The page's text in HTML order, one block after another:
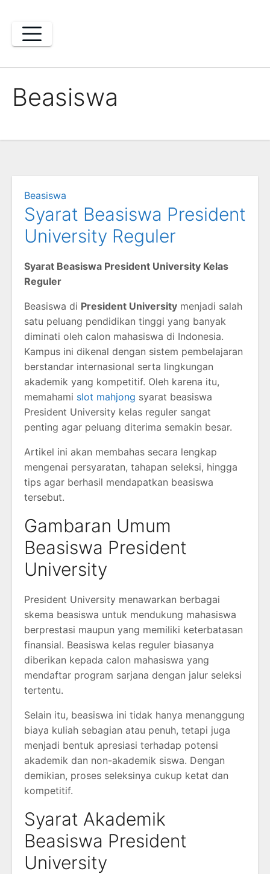
content
Beasiswa
Beasiswa
Syarat Beasiswa President
University Reguler
Syarat Beasiswa President University Kelas
Reguler
Beasiswa di President University menjadi salah
satu peluang pendidikan tinggi yang banyak
diminati oleh calon mahasiswa di Indonesia.
Kampus ini dikenal dengan sistem pembelajaran
berstandar internasional serta lingkungan
akademik yang kompetitif. Oleh karena itu,
memahami slot mahjong syarat beasiswa
President University kelas reguler sangat
penting agar peluang diterima semakin besar.
Artikel ini akan membahas secara lengkap
mengenai persyaratan, tahapan seleksi, hingga
tips agar berhasil mendapatkan beasiswa
tersebut.
Gambaran Umum
Beasiswa President
University
President University menawarkan berbagai
skema beasiswa untuk mendukung mahasiswa
berprestasi maupun yang memiliki keterbatasan
finansial. Beasiswa kelas reguler biasanya
diberikan kepada calon mahasiswa yang
mendaftar program sarjana dengan jalur seleksi
tertentu.
Selain itu, beasiswa ini tidak hanya menanggung
biaya kuliah sebagian atau penuh, tetapi juga
menjadi bentuk apresiasi terhadap potensi
akademik dan non-akademik siswa. Dengan
demikian, proses seleksinya cukup ketat dan
kompetitif.
Syarat Akademik
Beasiswa President
University